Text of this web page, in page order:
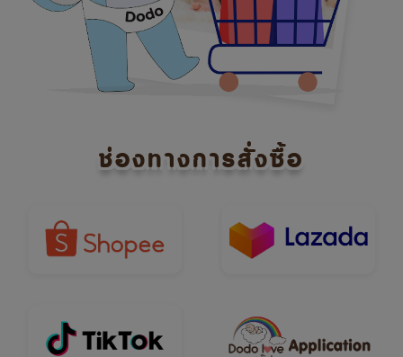
ช่องทางการสั่งซื้อ